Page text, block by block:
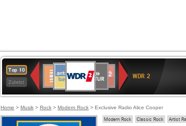
Top 10
Zuletzt
Deutschlandfunk
90er
OLDIE
ANTENNE
4
KLASSIK
Deutschlandfunk
KulturBAYERN
2
Kultur
NDR
2
WDR 2
Home > Musik > Rock > Modern Rock > Exclusive Radio Alice Cooper
Modern Rock Classic Rock Artist